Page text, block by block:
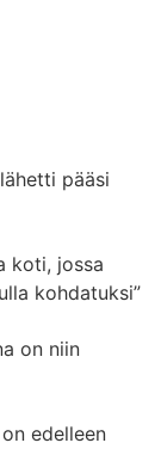
pääsi
koti, jossa
kohdatuksi”
on niin
edelleen